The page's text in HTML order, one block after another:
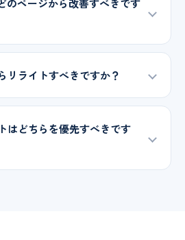
のページから改善すべきです
リライトすべきですか？
はどちらを優先すべきです